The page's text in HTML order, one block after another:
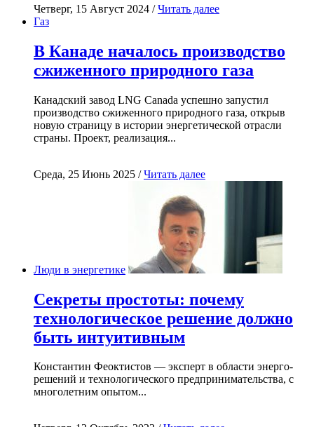
Четверг, 15 Август 2024 /Читать далее
Газ
В Канаде началось производство
сжиженного природного газа
Канадский завод LNG Canada успешно запустил
производство сжиженного природного газа, открыв
новую страницу в истории энергетической отрасли
страны. Проект, реализация...
Среда, 25 Июнь 2025 /Читать далее
Люди в энергетике
Секреты простоты: почему
технологическое решение должно
быть интуитивным
Константин Феоктистов — эксперт в области энерго-
решений и технологического предпринимательства, с
многолетним опытом...